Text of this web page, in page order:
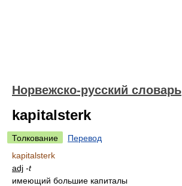
Норвежско-русский словарь
kapitalsterk
Толкование
Перевод
kapitalsterk
adj -t
имеющий большие капиталы